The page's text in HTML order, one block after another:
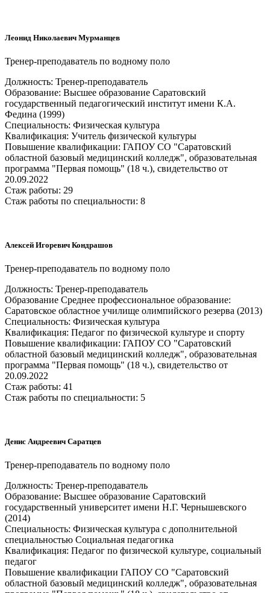
Леонид Николаевич Мурманцев
Тренер-преподаватель по водному поло
Должность: Тренер-преподаватель
Образование: Высшее образование Саратовский
государственный педагогический институт имени К.А.
Федина (1999)
Специальность: Физическая культура
Квалификация: Учитель физической культуры
Повышение квалификации: ГАПОУ СО "Саратовский
областной базовый медицинский колледж", образовательная
программа "Первая помощь" (18 ч.), свидетельство от
20.09.2022
Стаж работы: 29
Стаж работы по специальности: 8
Алексей Игоревич Кондрашов
Тренер-преподаватель по водному поло
Должность: Тренер-преподаватель
Образование Среднее профессиональное образование:
Саратовское областное училище олимпийского резерва (2013)
Специальность: Физическая культура
Квалификация: Педагог по физической культуре и спорту
Повышение квалификации: ГАПОУ СО "Саратовский
областной базовый медицинский колледж", образовательная
программа "Первая помощь" (18 ч.), свидетельство от
20.09.2022
Стаж работы: 41
Стаж работы по специальности: 5
Денис Андреевич Саратцев
Тренер-преподаватель по водному поло
Должность: Тренер-преподаватель
Образование: Высшее образование Саратовский
государственный университет имени Н.Г. Чернышевского
(2014)
Специальность: Физическая культура с дополнительной
специальностью Социальная педагогика
Квалификация: Педагог по физической культуре, социальный
педагог
Повышение квалификации ГАПОУ СО "Саратовский
областной базовый медицинский колледж", образовательная